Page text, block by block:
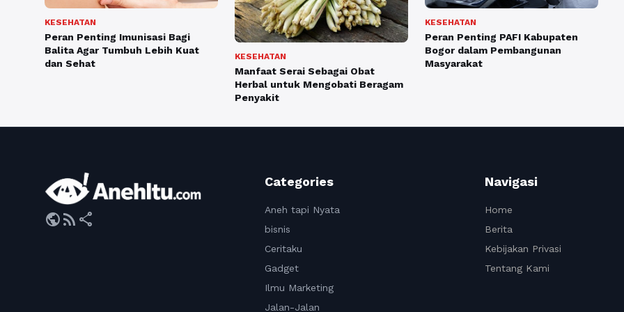
KESEHATAN
Peran Penting Imunisasi Bagi
Balita Agar Tumbuh Lebih Kuat
dan Sehat
KESEHATAN
Manfaat Serai Sebagai Obat
Herbal untuk Mengobati Beragam
Penyakit
KESEHATAN
Peran Penting PAFI Kabupaten
Bogor dalam Pembangunan
Masyarakat
publicrss_feed share
Categories
Aneh tapi Nyata
bisnis
Ceritaku
Gadget
Ilmu Marketing
Jalan-Jalan
Navigasi
Home
Berita
Kebijakan Privasi
Tentang Kami